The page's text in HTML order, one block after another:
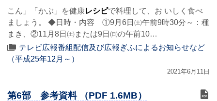
こん」「かぶ」を健康レシピで料理して、お いしく食べ
ましょう。 ◆日時・内容 ①9月6日㈯午前9時30分～：種
まき、②11月8日㈯または9日㈰の午前10…
テレビ広報番組配信及び広報ぎふによるお知らせなど
（平成25年12月～）
2021年6月11日
第6部 参考資料 （PDF 1.6MB）